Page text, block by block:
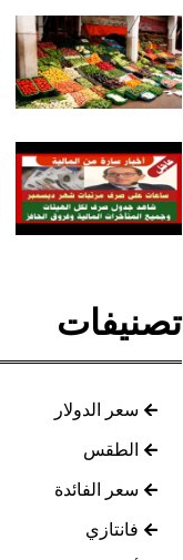
تصنيفات
سعر الدولار
الطقس
سعر الفائدة
فانتازي